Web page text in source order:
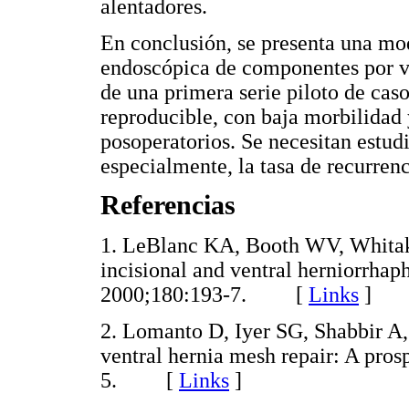
alentadores.
En conclusión, se presenta una
endoscópica de componentes por
de una primera serie piloto de
reproducible, con baja morbilidad
posoperatorios. Se necesitan
especialmente, la tasa de
Referencias
1. LeBlanc KA, Booth WV,
incisional and ventral
2000;180:193-7. [ Links ]
2. Lomanto D, Iyer SG, Shabbir
ventral hernia mesh repair: A
5. [ Links ]